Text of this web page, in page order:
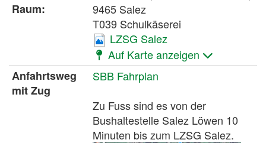
Raum:
9465 Salez
T039 Schulkäserei
LZSG Salez
Auf Karte anzeigen
Anfahrtsweg
mit Zug
SBB Fahrplan
Zu Fuss sind es von der
Bushaltestelle Salez Löwen 10
Minuten bis zum LZSG Salez.